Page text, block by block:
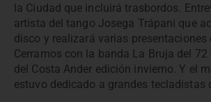
la Ciudad que incluirá trasbordos.
artista del tango Josega Trápani que
disco y realizará varias presentaciones
Cerramos con la banda La Bruja del
del Costa Ander edición invierno. Y el
estuvo dedicado a grandes tecladistas